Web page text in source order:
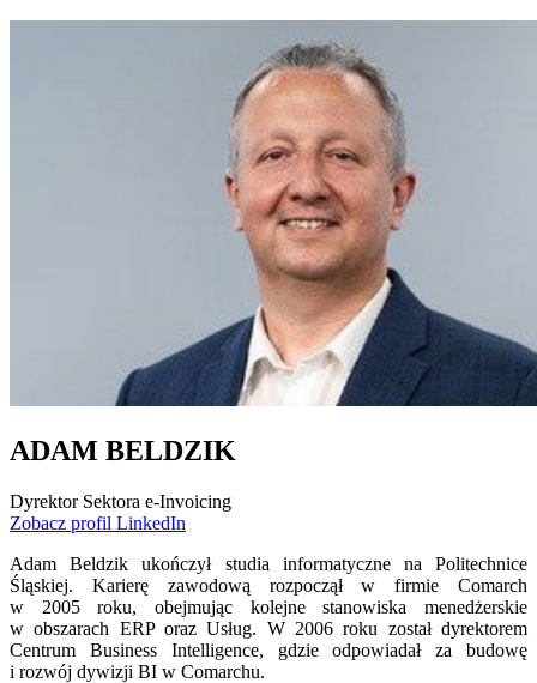
ADAM BELDZIK
Dyrektor Sektora e-Invoicing
Zobacz profil LinkedIn
Adam Beldzik ukończył studia informatyczne na Politechnice
Śląskiej. Karierę zawodową rozpoczął w firmie Comarch
w 2005 roku, obejmując kolejne stanowiska menedżerskie
w obszarach ERP oraz Usług. W 2006 roku został dyrektorem
Centrum Business Intelligence, gdzie odpowiadał za budowę
i rozwój dywizji BI w Comarchu.